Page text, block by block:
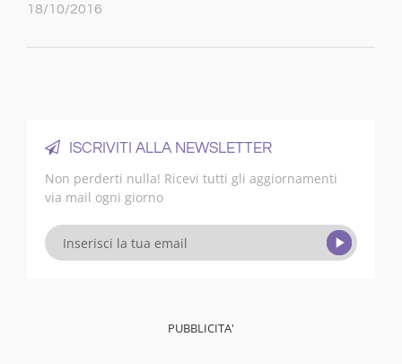
18/10/2016
ISCRIVITI ALLA NEWSLETTER
Non perderti nulla! Ricevi tutti gli aggiornamenti
via mail ogni giorno